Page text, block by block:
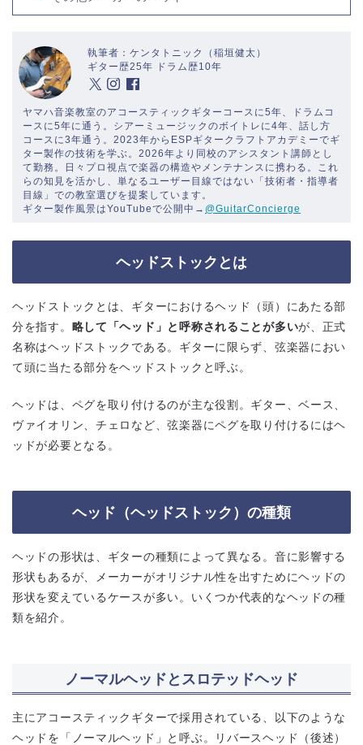
執筆者：ケンタトニック（稲垣健太）
ギター歴25年 ドラム歴10年
ヤマハ音楽教室のアコースティックギターコースに5年、ドラムコ
ースに5年に通う。シアーミュージックのボイトレに4年、話し方
コースに3年通う。2023年からESPギタークラフトアカデミーでギ
ター製作の技術を学ぶ。2026年より同校のアシスタント講師とし
て勤務。日々プロ視点で楽器の構造やメンテナンスに携わる。これ
らの知見を活かし、単なるユーザー目線ではない「技術者・指導者
目線」での教室選びを提案しています。
ギター製作風景はYouTubeで公開中→ @GuitarConcierge
ヘッドストックとは
ヘッドストックとは、ギターにおけるヘッド（頭）にあたる部
分を指す。 略して「ヘッド」と呼称されることが多いが、正式
名称はヘッドストックである。ギターに限らず、弦楽器におい
て頭に当たる部分をヘッドストックと呼ぶ。
ヘッドは、ペグを取り付けるのが主な役割。ギター、ベース、
ヴァイオリン、チェロなど、弦楽器にペグを取り付けるにはヘ
ッドが必要となる。
ヘッド（ヘッドストック）の種類
ヘッドの形状は、ギターの種類によって異なる。音に影響する
形状もあるが、メーカーがオリジナル性を出すためにヘッドの
形状を変えているケースが多い。いくつか代表的なヘッドの種
類を紹介。
ノーマルヘッドとスロテッドヘッド
主にアコースティックギターで採用されている、以下のような
ヘッドを「ノーマルヘッド」と呼ぶ。リバースヘッド（後述）